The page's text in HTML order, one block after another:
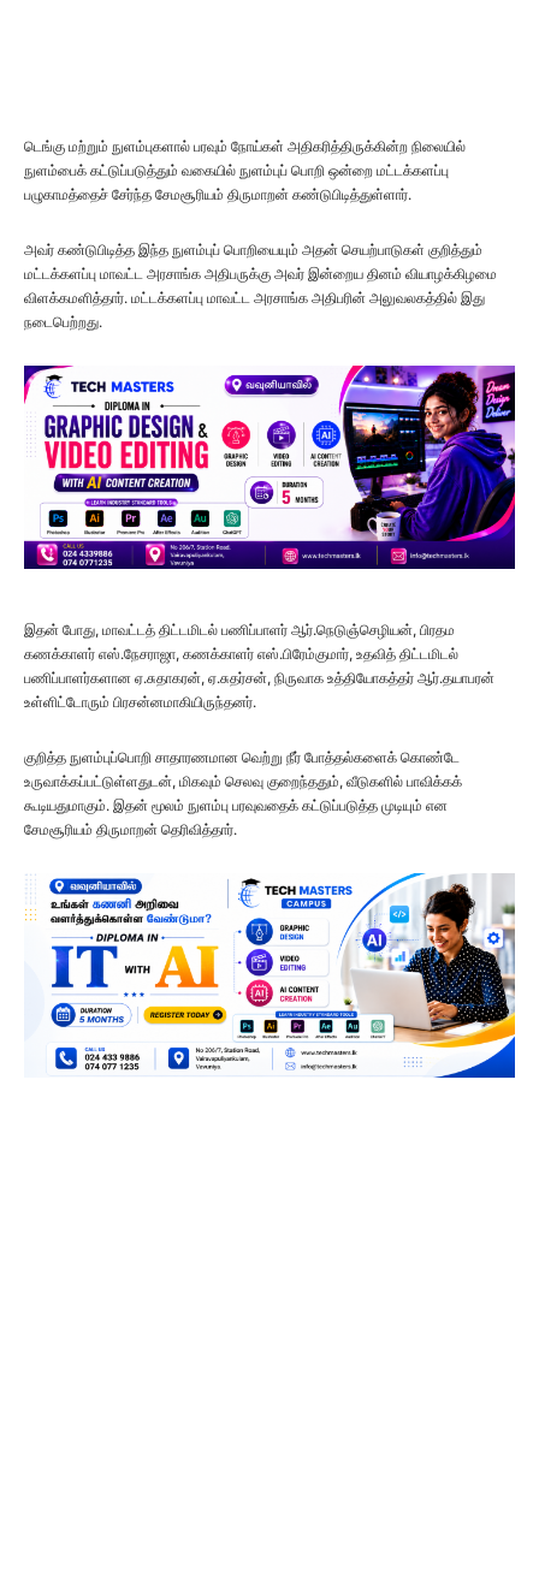
டெங்கு மற்றும் நுளம்புகளால் பரவும் நோய்கள் அதிகரித்திருக்கின்ற நிலையில்
நுளம்பைக் கட்டுப்படுத்தும் வகையில் நுளம்புப் பொறி ஒன்றை மட்டக்களப்பு
பழுகாமத்தைச் சேர்ந்த சேமசூரியம் திருமாறன் கண்டுபிடித்துள்ளார்.
அவர் கண்டுபிடித்த இந்த நுளம்புப் பொறியையும் அதன் செயற்பாடுகள் குறித்தும்
மட்டக்களப்பு மாவட்ட அரசாங்க அதிபருக்கு அவர் இன்றைய தினம் வியாழக்கிழமை
விளக்கமளித்தார். மட்டக்களப்பு மாவட்ட அரசாங்க அதிபரின் அலுவலகத்தில் இது
நடைபெற்றது.
இதன் போது, மாவட்டத் திட்டமிடல் பணிப்பாளர் ஆர்.நெடுஞ்செழியன், பிரதம
கணக்காளர் எஸ்.நேசராஜா, கணக்காளர் எஸ்.பிரேம்குமார், உதவித் திட்டமிடல்
பணிப்பாளர்களான ஏ.சுதாகரன், ஏ.சுதர்சன், நிருவாக உத்தியோகத்தர் ஆர்.தயாபரன்
உள்ளிட்டோரும் பிரசன்னமாகியிருந்தனர்.
குறித்த நுளம்புப்பொறி சாதாரணமான வெற்று நீர் போத்தல்களைக் கொண்டே
உருவாக்கப்பட்டுள்ளதுடன், மிகவும் செலவு குறைந்ததும், வீடுகளில் பாவிக்கக்
கூடியதுமாகும். இதன் மூலம் நுளம்பு பரவுவதைக் கட்டுப்படுத்த முடியும் என
சேமசூரியம் திருமாறன் தெரிவித்தார்.